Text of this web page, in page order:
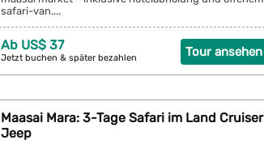
safari-van....
Tour ansehen
Ab US$ 37
Jetzt buchen & später bezahlen
Maasai Mara: 3-Tage Safari im Land Cruiser
Jeep